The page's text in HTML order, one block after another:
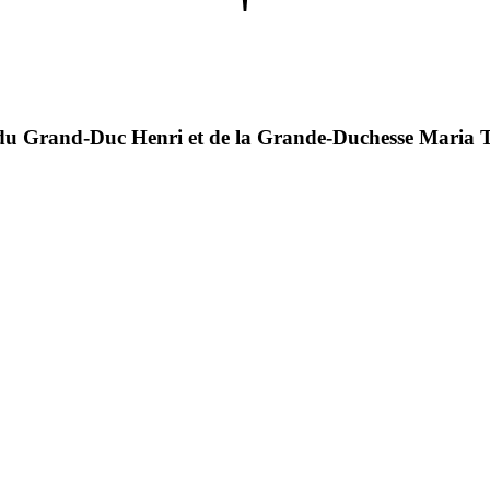
Grand-Duc Henri et de la Grande-Duchesse Maria